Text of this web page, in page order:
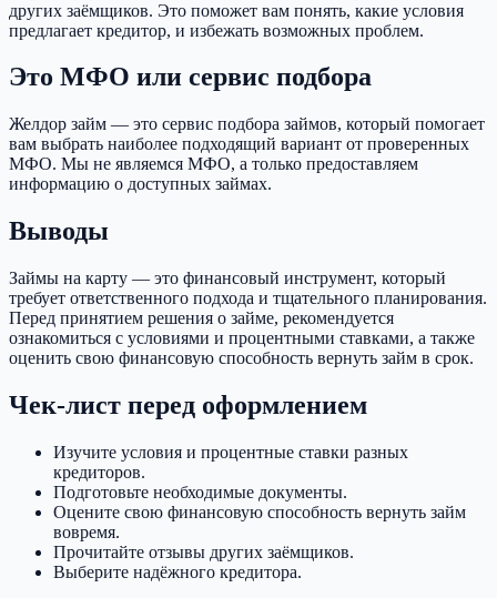
других заёмщиков. Это поможет вам понять, какие условия
предлагает кредитор, и избежать возможных проблем.
Это МФО или сервис подбора
Желдор займ — это сервис подбора займов, который помогает
вам выбрать наиболее подходящий вариант от проверенных
МФО. Мы не являемся МФО, а только предоставляем
информацию о доступных займах.
Выводы
Займы на карту — это финансовый инструмент, который
требует ответственного подхода и тщательного планирования.
Перед принятием решения о займе, рекомендуется
ознакомиться с условиями и процентными ставками, а также
оценить свою финансовую способность вернуть займ в срок.
Чек-лист перед оформлением
Изучите условия и процентные ставки разных
кредиторов.
Подготовьте необходимые документы.
Оцените свою финансовую способность вернуть займ
вовремя.
Прочитайте отзывы других заёмщиков.
Выберите надёжного кредитора.